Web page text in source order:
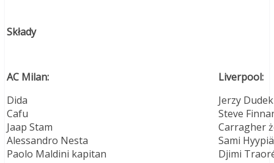
Składy
AC Milan:
Dida
Cafu
Jaap Stam
Alessandro Nesta
Paolo Maldini kapitan
Liverpool:
Jerzy Dudek
Steve
Carragher
Sami Hyypiä
Djimi